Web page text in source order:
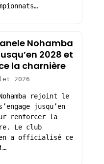
Nohamba
2028 et
la charnière
2026
rejoint le
jusqu’en
renforcer la
Le club
a officialisé ce